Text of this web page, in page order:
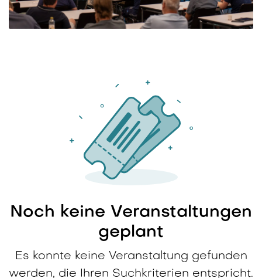
Noch keine Veranstaltungen
geplant
Es konnte keine Veranstaltung gefunden
werden, die Ihren Suchkriterien entspricht.